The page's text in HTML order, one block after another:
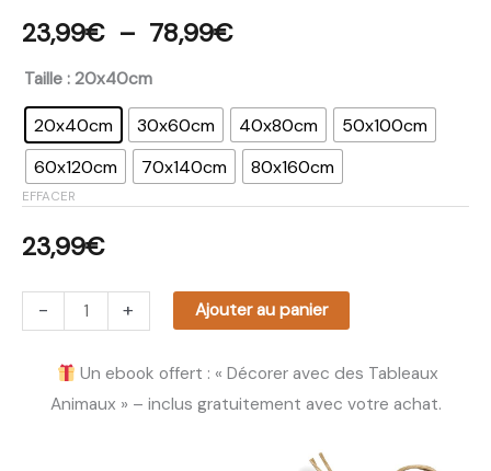
23,99€ – 78,99€
Taille : 20x40cm
20x40cm 30x60cm 40x80cm
50x100cm
60x120cm
70x140cm 80x160cm
EFFACER
23,99€
- + Ajouter au panier
Un ebook offert : « Décorer avec des Tableaux
Animaux » – inclus gratuitement avec votre achat.